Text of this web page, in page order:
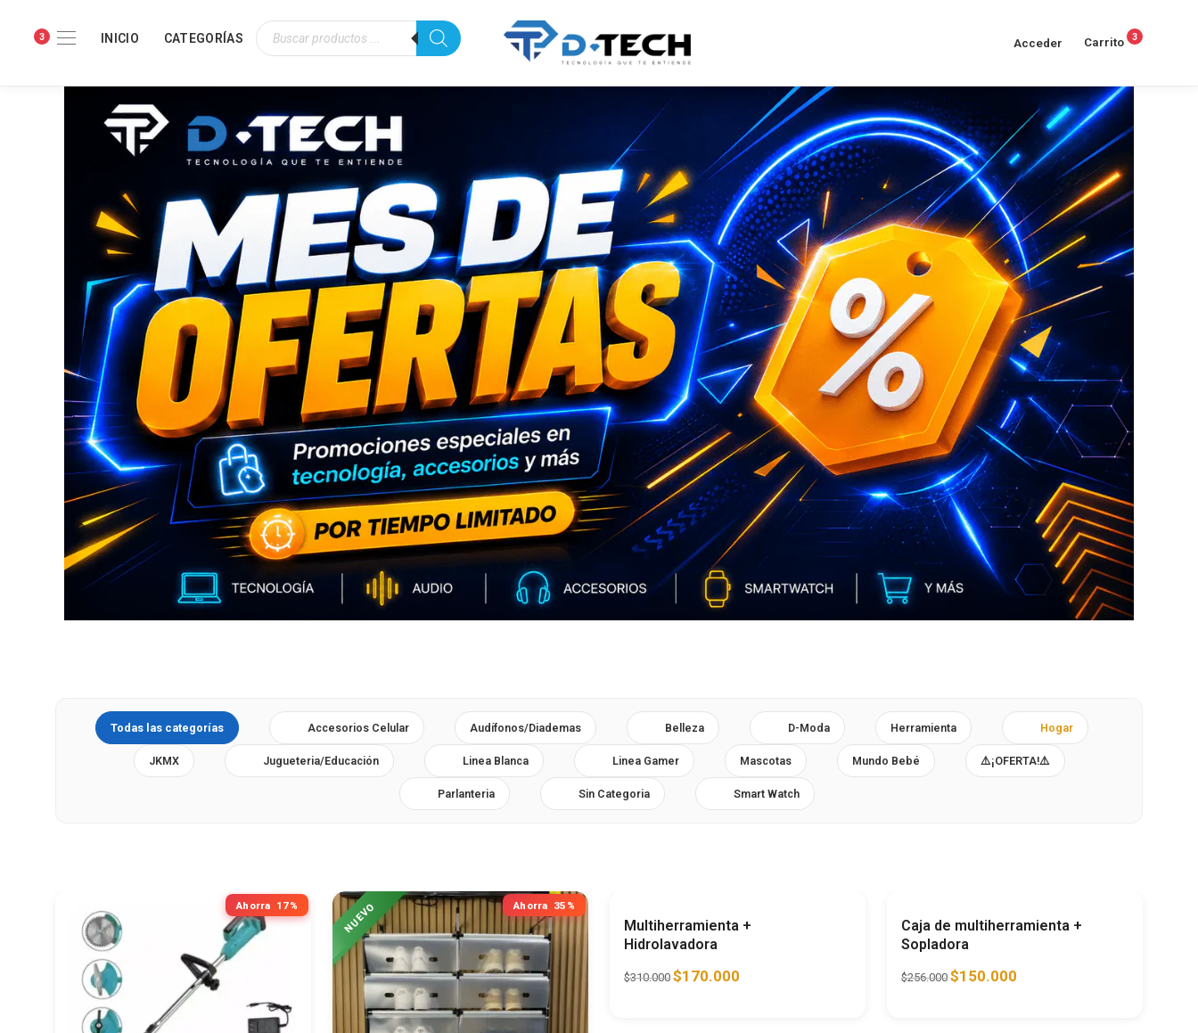
3 INICIO CATEGORÍAS Acceder Carrito 3
Todas las categorías Accesorios Celular Audífonos/Diademas Belleza D-Moda Herramienta Hogar
JKMX Jugueteria/Educación Linea Blanca Linea Gamer Mascotas Mundo Bebé ⚠️¡OFERTA!⚠️
Parlanteria Sin Categoria Smart Watch
Ahorra 17% Ahorra 35%
Multiherramienta +
Hidrolavadora
$310.000 $170.000
Caja de multiherramienta +
Sopladora
$256.000 $150.000